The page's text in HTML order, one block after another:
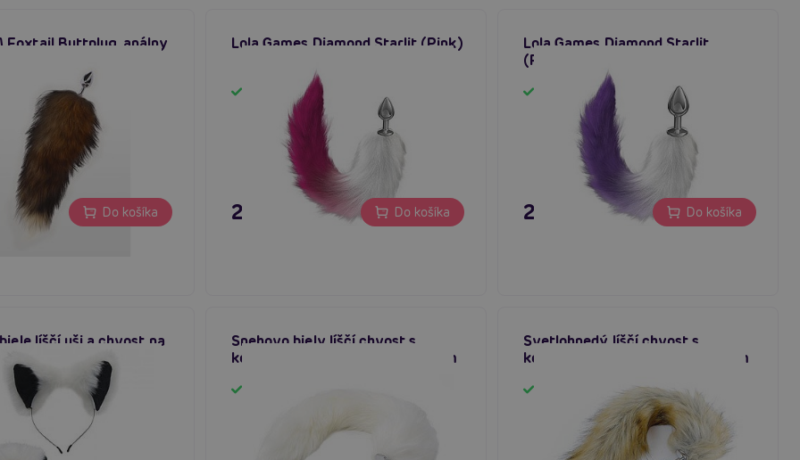
Foxtail Buttplug, análny
na rolové hry
€ Do košíka
Lola Games Diamond Starlit (Pink)
27,80 € Do košíka
Lola Games Diamond Starlit
(Purple)
27,80 € Do košíka
líščí uši a chvost na
White Fox Set
Snehovo biely líščí chvost s
kovovým análnym kolíkom 45 cm
Svetlohnedý líščí chvost s
kovovým análnym kolíkom 45 cm